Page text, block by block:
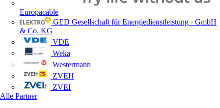
Europacable
GED Gesellschaft für Energiedienstleistung - GmbH
& Co. KG
VDE
Weka
Westermann
ZVEH
ZVEI
Alle Partner